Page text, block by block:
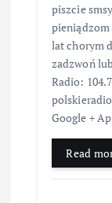
piszcie
pieniądzom
lat chorym
zadzwoń
Radio:
Google +
Read